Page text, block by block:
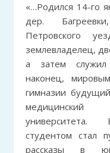
«…Родился 14-го
дер.
Петровского
землевладелец,
а затем
наконец,
гимназии
медицинский
университета.
студентом стал
рассказы в